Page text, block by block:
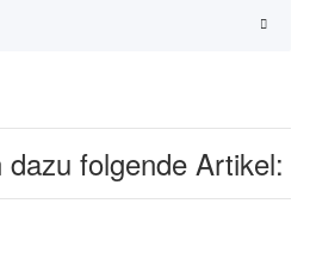
folgende Artikel: